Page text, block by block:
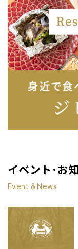
イベント･お
Event & News